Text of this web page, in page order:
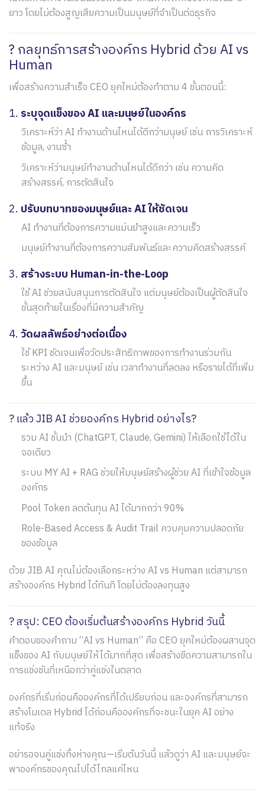
ยาว โดยไม่ต้องสูญเสียความเป็นมนุษย์ที่จำเป็นต่อธุรกิจ
? กลยุทธ์การสร้างองค์กร Hybrid ด้วย AI vs
Human
เพื่อสร้างความสำเร็จ CEO ยุคใหม่ต้องทำตาม 4 ขั้นตอนนี้:
1. ระบุจุดแข็งของ AI และมนุษย์ในองค์กร
วิเคราะห์ว่า AI ทำงานด้านไหนได้ดีกว่ามนุษย์ เช่น การวิเคราะห์
ข้อมูล, งานซ้ำ
วิเคราะห์ว่ามนุษย์ทำงานด้านไหนได้ดีกว่า เช่น ความคิด
สร้างสรรค์, การตัดสินใจ
2. ปรับบทบาทของมนุษย์และ AI ให้ชัดเจน
AI ทำงานที่ต้องการความแม่นยำสูงและความเร็ว
มนุษย์ทำงานที่ต้องการความสัมพันธ์และความคิดสร้างสรรค์
3. สร้างระบบ Human-in-the-Loop
ใช้ AI ช่วยสนับสนุนการตัดสินใจ แต่มนุษย์ต้องเป็นผู้ตัดสินใจ
ขั้นสุดท้ายในเรื่องที่มีความสำคัญ
4. วัดผลลัพธ์อย่างต่อเนื่อง
ใช้ KPI ชัดเจนเพื่อวัดประสิทธิภาพของการทำงานร่วมกัน
ระหว่าง AI และมนุษย์ เช่น เวลาทำงานที่ลดลง หรือรายได้ที่เพิ่ม
ขึ้น
? แล้ว JIB AI ช่วยองค์กร Hybrid อย่างไร?
รวม AI ชั้นนำ (ChatGPT, Claude, Gemini) ให้เลือกใช้ได้ใน
จอเดียว
ระบบ MY AI + RAG ช่วยให้มนุษย์สร้างผู้ช่วย AI ที่เข้าใจข้อมูล
องค์กร
Pool Token ลดต้นทุน AI ได้มากกว่า 90%
Role-Based Access & Audit Trail ควบคุมความปลอดภัย
ของข้อมูล
ด้วย JIB AI คุณไม่ต้องเลือกระหว่าง AI vs Human แต่สามารถ
สร้างองค์กร Hybrid ได้ทันที โดยไม่ต้องลงทุนสูง
? สรุป: CEO ต้องเริ่มต้นสร้างองค์กร Hybrid วันนี้
คำตอบของคำถาม “AI vs Human” คือ CEO ยุคใหม่ต้องผสานจุด
แข็งของ AI กับมนุษย์ให้ได้มากที่สุด เพื่อสร้างขีดความสามารถใน
การแข่งขันที่เหนือกว่าคู่แข่งในตลาด
องค์กรที่เริ่มก่อนคือองค์กรที่ได้เปรียบก่อน และองค์กรที่สามารถ
สร้างโมเดล Hybrid ได้ก่อนคือองค์กรที่จะชนะในยุค AI อย่าง
แท้จริง
อย่ารอจนคู่แข่งทิ้งห่างคุณ—เริ่มต้นวันนี้ แล้วดูว่า AI และมนุษย์จะ
พาองค์กรของคุณไปได้ไกลแค่ไหน